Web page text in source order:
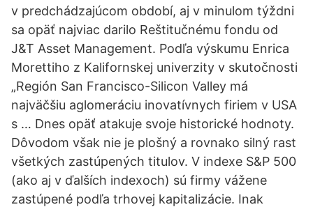
v predchádzajúcom období, aj v minulom týždni
sa opäť najviac darilo Reštitučnému fondu od
J&T Asset Management. Podľa výskumu Enrica
Morettiho z Kalifornskej univerzity v skutočnosti
„Región San Francisco-Silicon Valley má
najväčšiu aglomeráciu inovatívnych firiem v USA
s … Dnes opäť atakuje svoje historické hodnoty.
Dôvodom však nie je plošný a rovnako silný rast
všetkých zastúpených titulov. V indexe S&P 500
(ako aj v ďalších indexoch) sú firmy vážene
zastúpené podľa trhovej kapitalizácie. Inak